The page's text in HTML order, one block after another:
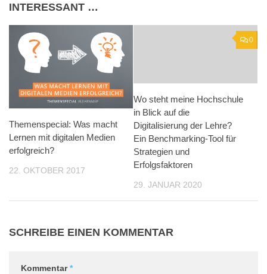
INTERESSANT …
Themenspecial: Was macht
Lernen mit digitalen Medien
erfolgreich?
22. OKTOBER 2017
0
Wo steht meine Hochschule
in Blick auf die
Digitalisierung der Lehre?
Ein Benchmarking-Tool für
Strategien und
Erfolgsfaktoren
29. JANUAR 2020
SCHREIBE EINEN KOMMENTAR
Kommentar*